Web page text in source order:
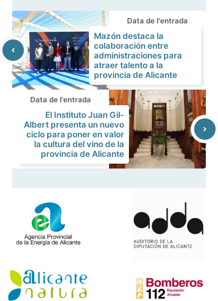
Data de l'entrada
Mazón destaca la
colaboración entre
administraciones para
atraer talento a la
provincia de Alicante
Data de l'entrada
El Instituto Juan Gil-
Albert presenta un nuevo
ciclo para poner en valor
la cultura del vino de la
provincia de Alicante